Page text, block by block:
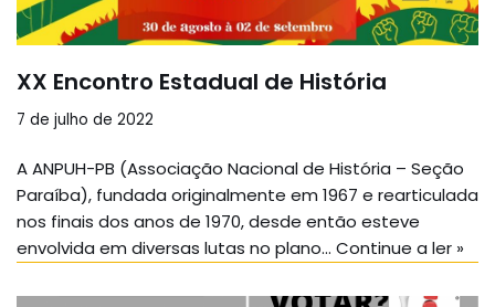
XX Encontro Estadual de História
7 de julho de 2022
A ANPUH-PB (Associação Nacional de História – Seção
Paraíba), fundada originalmente em 1967 e rearticulada
nos finais dos anos de 1970, desde então esteve
envolvida em diversas lutas no plano… Continue a ler »